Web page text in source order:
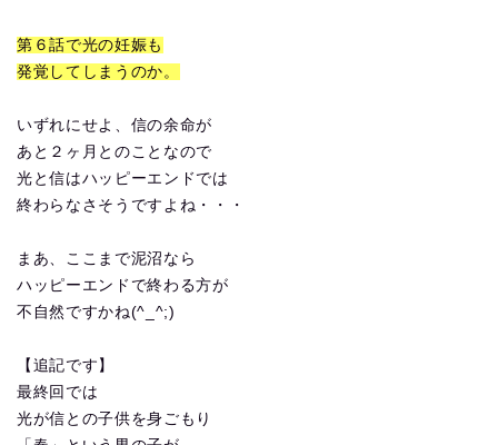
第６話で光の妊娠も
発覚してしまうのか。
いずれにせよ、信の余命が
あと２ヶ月とのことなので
光と信はハッピーエンドでは
終わらなさそうですよね・・・
まあ、ここまで泥沼なら
ハッピーエンドで終わる方が
不自然ですかね(^_^;)
【追記です】
最終回では
光が信との子供を身ごもり